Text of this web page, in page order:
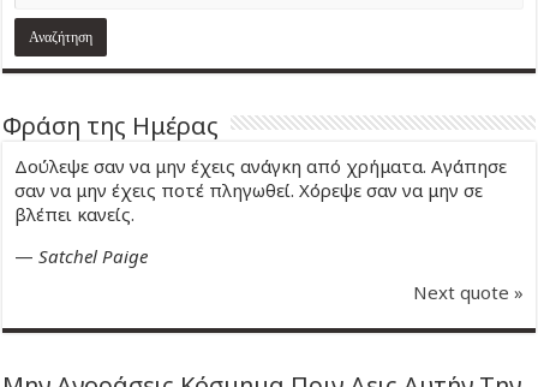
Φράση της Ημέρας
Δούλεψε σαν να μην έχεις ανάγκη από χρήματα. Αγάπησε
σαν να μην έχεις ποτέ πληγωθεί. Χόρεψε σαν να μην σε
βλέπει κανείς.
—Satchel Paige
Next quote »